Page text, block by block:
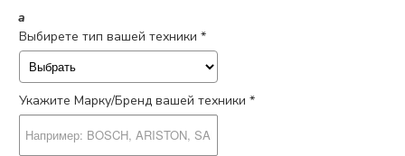
a
Выбирете тип вашей техники *
Укажите Марку/Бренд вашей техники *